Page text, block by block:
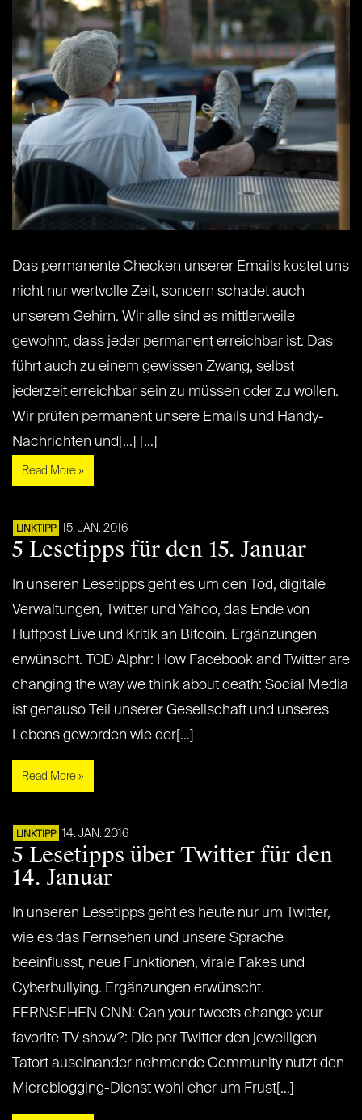
Das permanente Checken unserer Emails kostet uns
nicht nur wertvolle Zeit, sondern schadet auch
unserem Gehirn. Wir alle sind es mittlerweile
gewohnt, dass jeder permanent erreichbar ist. Das
führt auch zu einem gewissen Zwang, selbst
jederzeit erreichbar sein zu müssen oder zu wollen.
Wir prüfen permanent unsere Emails und Handy-
Nachrichten und[...] [...]
Read More »
LINKTIPP 15. JAN. 2016
5 Lesetipps für den 15. Januar
In unseren Lesetipps geht es um den Tod, digitale
Verwaltungen, Twitter und Yahoo, das Ende von
Huffpost Live und Kritik an Bitcoin. Ergänzungen
erwünscht. TOD Alphr: How Facebook and Twitter are
changing the way we think about death: Social Media
ist genauso Teil unserer Gesellschaft und unseres
Lebens geworden wie der[…]
Read More »
LINKTIPP 14. JAN. 2016
5 Lesetipps über Twitter für den
14. Januar
In unseren Lesetipps geht es heute nur um Twitter,
wie es das Fernsehen und unsere Sprache
beeinflusst, neue Funktionen, virale Fakes und
Cyberbullying. Ergänzungen erwünscht.
FERNSEHEN CNN: Can your tweets change your
favorite TV show?: Die per Twitter den jeweiligen
Tatort auseinander nehmende Community nutzt den
Microblogging-Dienst wohl eher um Frust[…]